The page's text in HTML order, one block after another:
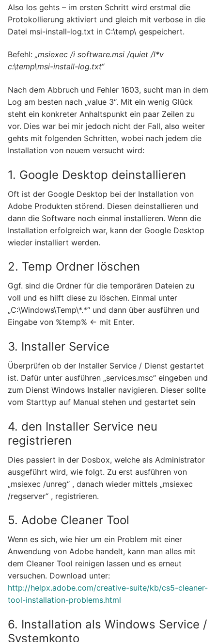
Also los gehts – im ersten Schritt wird erstmal die
Protokollierung aktiviert und gleich mit verbose in die
Datei msi-install-log.txt in C:\temp\ gespeichert.
Befehl: „msiexec /i software.msi /quiet /l*v
c:\temp\msi-install-log.txt“
Nach dem Abbruch und Fehler 1603, sucht man in dem
Log am besten nach „value 3“. Mit ein wenig Glück
steht ein konkreter Anhaltspunkt ein paar Zeilen zu
vor. Dies war bei mir jedoch nicht der Fall, also weiter
gehts mit folgenden Schritten, wobei nach jedem die
Installation von neuem versucht wird:
1. Google Desktop deinstallieren
Oft ist der Google Desktop bei der Installation von
Adobe Produkten störend. Diesen deinstallieren und
dann die Software noch einmal installieren. Wenn die
Installation erfolgreich war, kann der Google Desktop
wieder installiert werden.
2. Temp Ordner löschen
Ggf. sind die Ordner für die temporären Dateien zu
voll und es hilft diese zu löschen. Einmal unter
„C:\Windows\Temp\*.*“ und dann über ausführen und
Eingabe von %temp% <- mit Enter.
3. Installer Service
Überprüfen ob der Installer Service / Dienst gestartet
ist. Dafür unter ausführen „services.msc“ eingeben und
zum Dienst Windows Installer navigieren. Dieser sollte
vom Starttyp auf Manual stehen und gestartet sein
4. den Installer Service neu
registrieren
Dies passiert in der Dosbox, welche als Administrator
ausgeführt wird, wie folgt. Zu erst ausführen von
„msiexec /unreg“ , danach wieder mittels „msiexec
/regserver“ , registrieren.
5. Adobe Cleaner Tool
Wenn es sich, wie hier um ein Problem mit einer
Anwendung von Adobe handelt, kann man alles mit
dem Cleaner Tool reinigen lassen und es erneut
versuchen. Download unter:
http://helpx.adobe.com/creative-suite/kb/cs5-cleaner-
tool-installation-problems.html
6. Installation als Windows Service /
Systemkonto